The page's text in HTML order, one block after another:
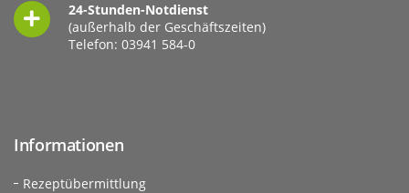
24-Stunden-Notdienst
(außerhalb der Geschäftszeiten)
Telefon: 03941 584-0
Informationen
Rezeptübermittlung